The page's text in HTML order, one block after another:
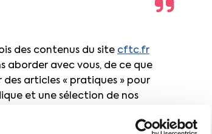
des contenus du site cftc.fr
aborder avec vous, de ce que
des articles « pratiques » pour
et une sélection de nos